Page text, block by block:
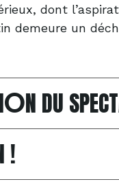
dont
demeure un
ON DU
!